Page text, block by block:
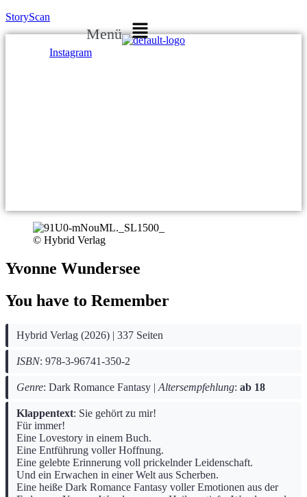
StoryScan
Menü
Instagram
© Hybrid Verlag
Yvonne Wundersee
You have to Remember
Hybrid Verlag (2026) | 337 Seiten
ISBN: 978-3-96741-350-2
Genre: Dark Romance Fantasy | Altersempfehlung: ab 18
Klappentext: Sie gehört zu mir!
Für immer!
Eine Lovestory in einem Buch.
Eine Entführung voller Hoffnung.
Eine gelebte Erinnerung voll prickelnder Leidenschaft.
Und ein Erwachen in einer Welt aus Scherben.
Eine heiße Dark Romance Fantasy voller Emotionen aus der